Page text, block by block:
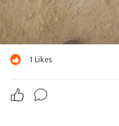
1 Likes